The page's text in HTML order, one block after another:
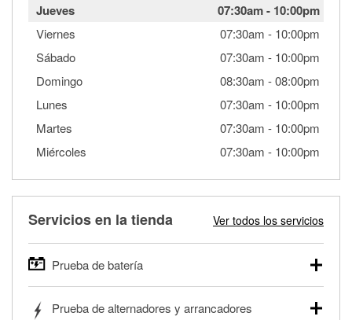
Jueves 07:30am- 10:00pm
Viernes 07:30am - 10:00pm
Sábado
07:30am - 10:00pm
Domingo
08:30am -08:00pm
Lunes
07:30am - 10:00pm
Martes
07:30am - 10:00pm
Miércoles
07:30am - 10:00pm
Servicios en la tienda Ver todos los servicios
Prueba de batería
autos, camionetas, SUVs, vehículos comerciales y
Prueba de alternadores y arrancadores